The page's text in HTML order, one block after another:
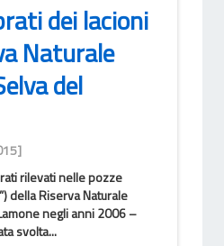
dei lacioni
Naturale
del
rilevati nelle pozze
della Riserva Naturale
negli anni 2006 –
svolta...